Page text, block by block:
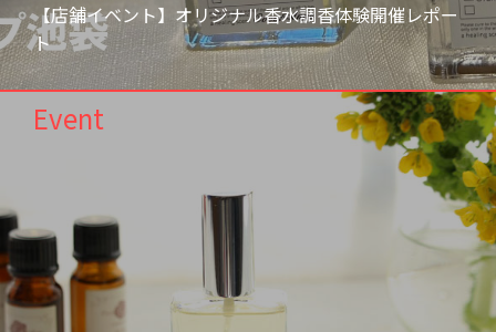
【店舗イベント】オリジナル香水調香体験開催レポー
ト
Event